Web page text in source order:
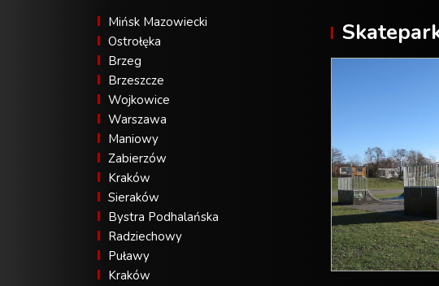
Mińsk Mazowiecki
Ostrołęka
Brzeg
Brzeszcze
Wojkowice
Warszawa
Maniowy
Zabierzów
Kraków
Sieraków
Bystra Podhalańska
Radziechowy
Puławy
Kraków